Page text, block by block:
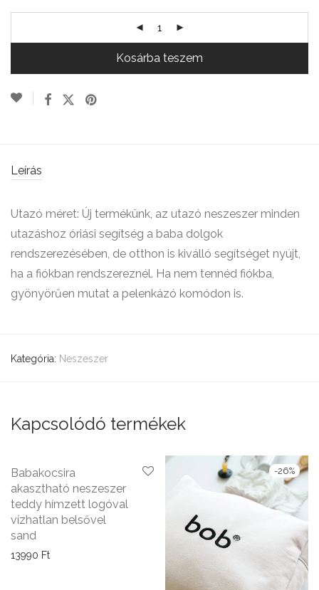
Kosárba teszem
Leírás
Utazó méret: Új termékünk, az utazó neszeszer minden
utazáshoz óriási segítség a baba dolgok
rendszerezésében, de otthon is kiválló segítséget nyújt,
ha a fiókban rendszereznél. Ha nem tennéd fiókba,
gyönyörűen mutat a pelenkázó komódon is.
Kategória: Neszeszer
Kapcsolódó termékek
Babakocsira
akasztható neszeszer
teddy hímzett logóval
vízhatlan belsővel
sand
13990 Ft
-26%